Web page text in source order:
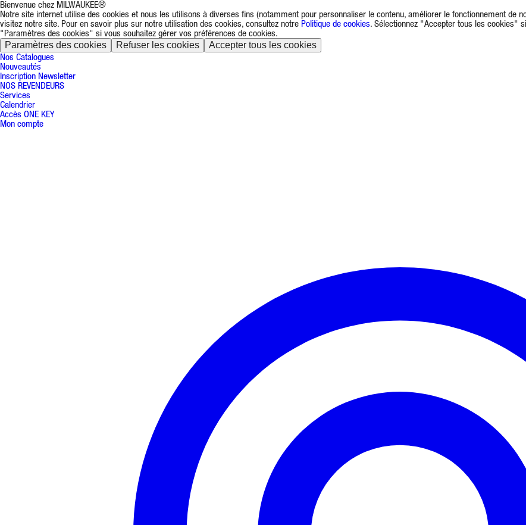
Bienvenue chez MILWAUKEE®
Notre site internet utilise des cookies et nous les utilisons à diverses fins (notamment pour personnaliser le contenu, améliorer le fonctionnement de
visitez notre site. Pour en savoir plus sur notre utilisation des cookies, consultez notre Politique de cookies. Sélectionnez "Accepter tous les cookies"
"Paramètres des cookies" si vous souhaitez gérer vos préférences de cookies.
Paramètres des cookies Refuser les cookies Accepter tous les cookies
Nos Catalogues
Nouveautés
Inscription Newsletter
NOS REVENDEURS
Services
Calendrier
Accès ONE KEY
Mon compte